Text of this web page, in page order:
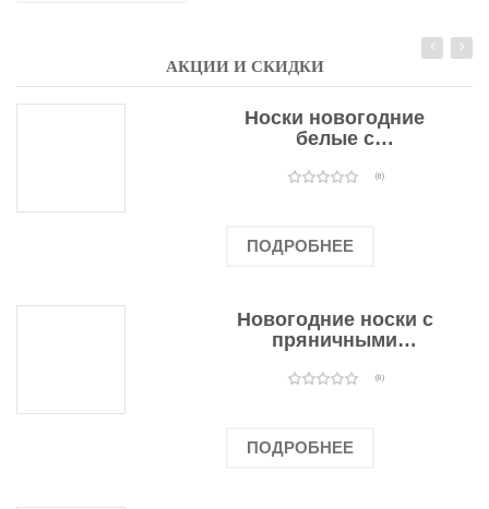
АКЦИИ И СКИДКИ
Носки новогодние
белые с
оленями(0)
ПОДРОБНЕЕ
Новогодние носки с
пряничными
(0)
ПОДРОБНЕЕ